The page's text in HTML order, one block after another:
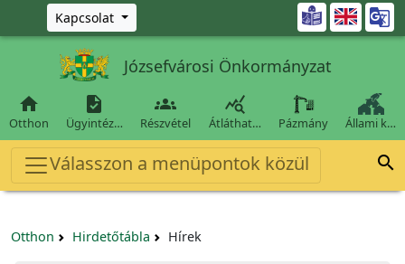
Ugrás a fő tartalomra
Kapcsolat 
Józsefvárosi Önkormányzat

Otthon

Ügyintéz…

Részvétel

Átláthat… Pázmány Állami k…
Válasszon a menüpontok közül 
Otthon Hirdetőtábla Hírek